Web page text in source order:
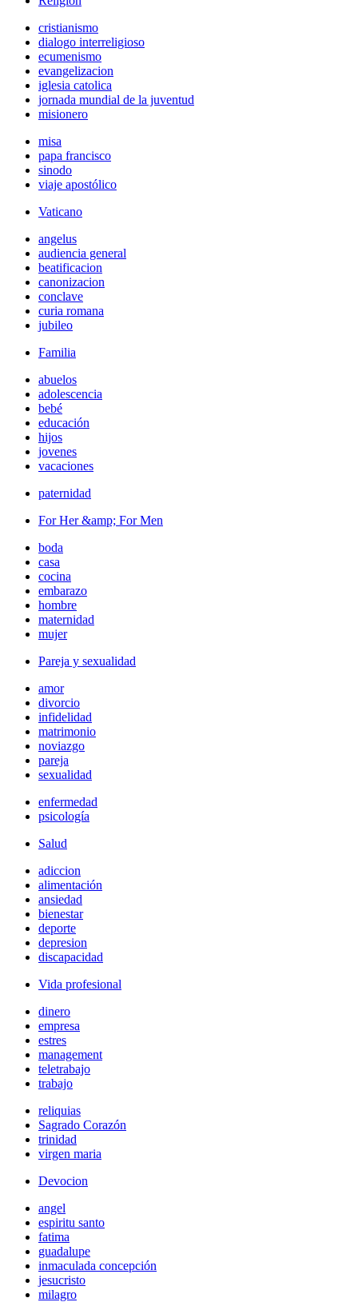
cristianismo
dialogo interreligioso
ecumenismo
evangelizacion
iglesia catolica
jornada mundial de la juventud
misionero
misa
papa francisco
sinodo
viaje apostólico
Vaticano
angelus
audiencia general
beatificacion
canonizacion
conclave
curia romana
jubileo
Familia
abuelos
adolescencia
bebé
educación
hijos
jovenes
vacaciones
paternidad
For Her &amp; For Men
boda
casa
cocina
embarazo
hombre
maternidad
mujer
Pareja y sexualidad
amor
divorcio
infidelidad
matrimonio
noviazgo
pareja
sexualidad
enfermedad
psicología
Salud
adiccion
alimentación
ansiedad
bienestar
deporte
depresion
discapacidad
Vida profesional
dinero
empresa
estres
management
teletrabajo
trabajo
reliquias
Sagrado Corazón
trinidad
virgen maria
Devocion
angel
espiritu santo
fatima
guadalupe
inmaculada concepción
jesucristo
milagro